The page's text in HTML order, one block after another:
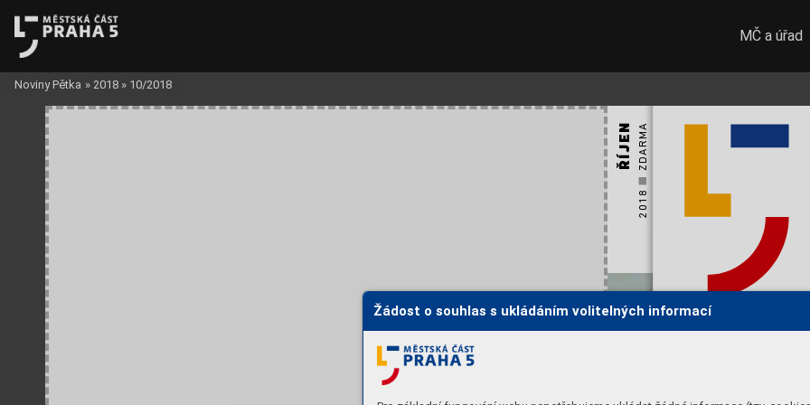
Žádost o souhlas s ukládáním volitelných informací
Pětka
ŘÍJEN
2018
ZDARMA
MČ a úřad
Noviny Pětka » 2018 » 10/2018